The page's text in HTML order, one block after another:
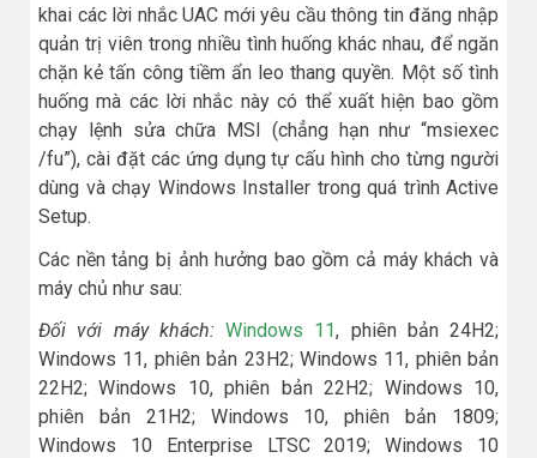
khai các lời nhắc UAC mới yêu cầu thông tin đăng nhập
quản trị viên trong nhiều tình huống khác nhau, để ngăn
chặn kẻ tấn công tiềm ẩn leo thang quyền. Một số tình
huống mà các lời nhắc này có thể xuất hiện bao gồm
chạy lệnh sửa chữa MSI (chẳng hạn như “msiexec
/fu”), cài đặt các ứng dụng tự cấu hình cho từng người
dùng và chạy Windows Installer trong quá trình Active
Setup.
Các nền tảng bị ảnh hưởng bao gồm cả máy khách và
máy chủ như sau:
Đối với máy khách: Windows 11, phiên bản 24H2;
Windows 11, phiên bản 23H2; Windows 11, phiên bản
22H2; Windows 10, phiên bản 22H2; Windows 10,
phiên bản 21H2; Windows 10, phiên bản 1809;
Windows 10 Enterprise LTSC 2019; Windows 10